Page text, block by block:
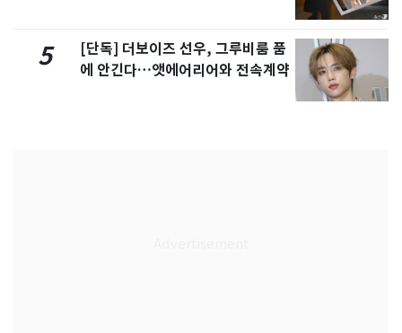
5
[단독] 더보이즈 선우, 그루비룸 품
에 안긴다…앳에어리어와 전속계약